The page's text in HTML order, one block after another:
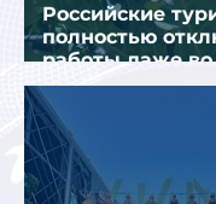
Российские
полностью
работы даже во
в Турции